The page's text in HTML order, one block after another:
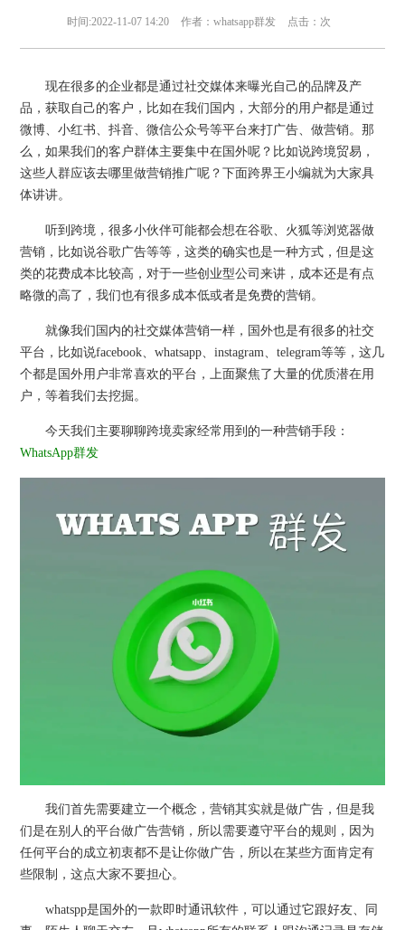
时间:2022-11-07 14:20 作者：whatsapp群发 点击： 次
现在很多的企业都是通过社交媒体来曝光自己的品牌及产
品，获取自己的客户，比如在我们国内，大部分的用户都是通过
微博、小红书、抖音、微信公众号等平台来打广告、做营销。那
么，如果我们的客户群体主要集中在国外呢？比如说跨境贸易，
这些人群应该去哪里做营销推广呢？下面跨界王小编就为大家具
体讲讲。
听到跨境，很多小伙伴可能都会想在谷歌、火狐等浏览器做
营销，比如说谷歌广告等等，这类的确实也是一种方式，但是这
类的花费成本比较高，对于一些创业型公司来讲，成本还是有点
略微的高了，我们也有很多成本低或者是免费的营销。
就像我们国内的社交媒体营销一样，国外也是有很多的社交
平台，比如说facebook、whatsapp、instagram、telegram等等，这几
个都是国外用户非常喜欢的平台，上面聚焦了大量的优质潜在用
户，等着我们去挖掘。
今天我们主要聊聊跨境卖家经常用到的一种营销手段：
WhatsApp群发
我们首先需要建立一个概念，营销其实就是做广告，但是我
们是在别人的平台做广告营销，所以需要遵守平台的规则，因为
任何平台的成立初衷都不是让你做广告，所以在某些方面肯定有
些限制，这点大家不要担心。
whatspp是国外的一款即时通讯软件，可以通过它跟好友、同